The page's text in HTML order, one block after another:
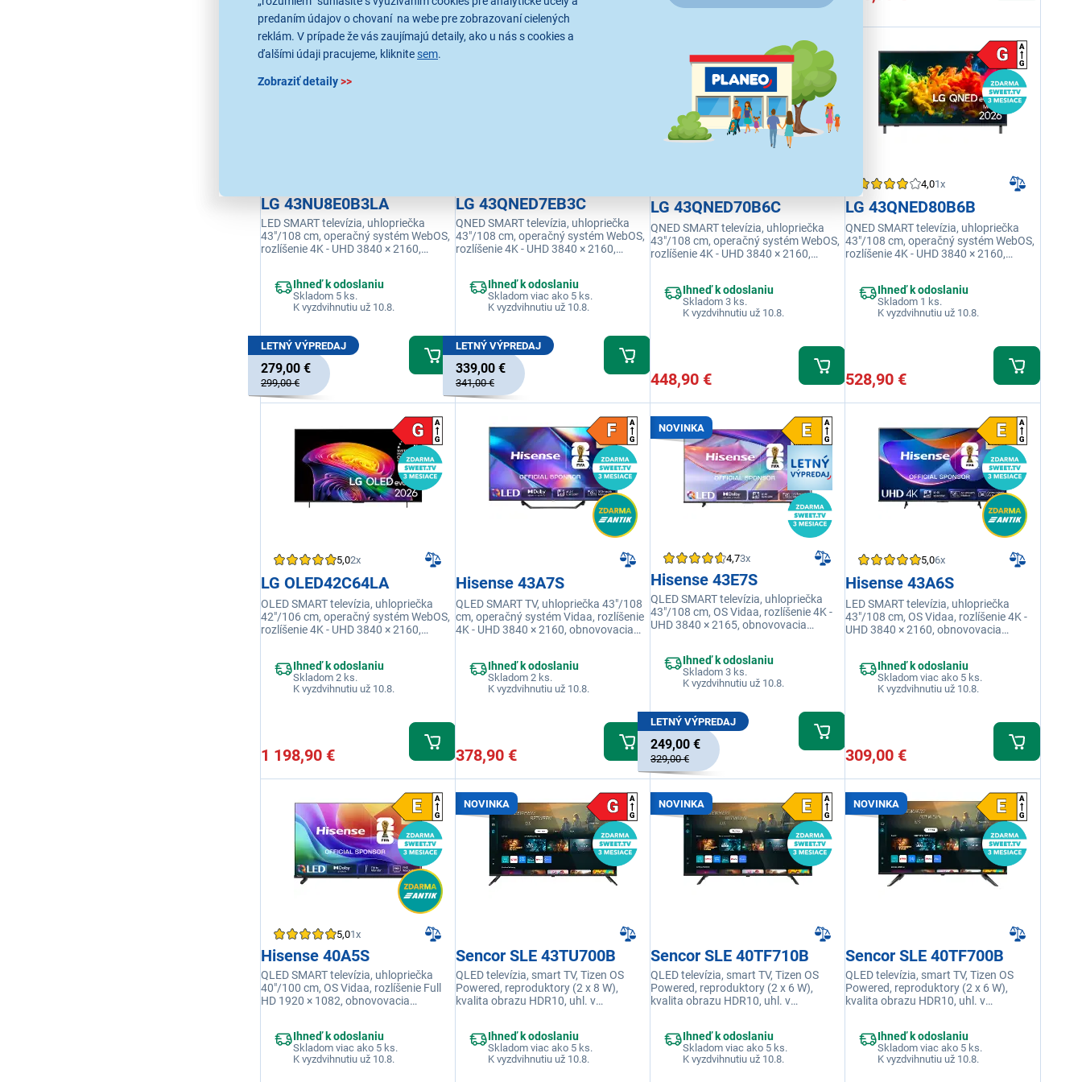
predaním údajov o chovaní na webe pre zobrazovaní cielených
reklám. V prípade že vás zaujímajú detaily, ako u nás s cookies a
ďalšími údaji pracujeme, kliknite sem.
Zobraziť detaily>>
1 299,00 €
LG 43NU8E0B3LA
LED SMART televízia, uhlopriečka
43"/108 cm, operačný systém WebOS,
rozlíšenie 4K - UHD 3840 × 2160,
45, USB, Wi-fi integrovaná, Ethernet
Ihneď k odoslaniu
Skladom 5 ks.
K vyzdvihnutiu už 10.8.
LETNÝ VÝPREDAJ
279,00 €
299,00 €
LG 43QNED7EB3C
QNED SMART televízia, uhlopriečka
43"/108 cm, operačný systém WebOS,
rozlíšenie 4K - UHD 3840 × 2160,
45, USB, Wi-fi integrovaná, Ethernet
Ihneď k odoslaniu
Skladom viac ako 5 ks.
K vyzdvihnutiu už 10.8.
LETNÝ VÝPREDAJ
339,00 €
341,00 €
LG 43QNED70B6C
QNED SMART televízia, uhlopriečka
43"/108 cm, operačný systém WebOS,
rozlíšenie 4K - UHD 3840 × 2160,
45, USB, Wi-fi integrovaná, Ethernet
Ihneď k odoslaniu
Skladom 3 ks.
K vyzdvihnutiu už 10.8.
448,90 €
4,01x
LG 43QNED80B6B
QNED SMART televízia, uhlopriečka
43"/108 cm, operačný systém WebOS,
rozlíšenie 4K - UHD 3840 × 2160,
45, USB, Wi-fi integrovaná, Ethernet
Ihneď k odoslaniu
Skladom 1 ks.
K vyzdvihnutiu už 10.8.
528,90 €
5,02x
LG OLED42C64LA
OLED SMART televízia, uhlopriečka
42"/106 cm, operačný systém WebOS,
rozlíšenie 4K - UHD 3840 × 2160,
Jack 3,5 mm, RJ-45, USB, Wi-fi
integrovaná
Ihneď k odoslaniu
Skladom 2 ks.
K vyzdvihnutiu už 10.8.
1 198,90 €
Hisense 43A7S
QLED SMART TV, uhlopriečka 43"/108
cm, operačný systém Vidaa, rozlíšenie
4K - UHD 3840 × 2160, obnovovacia
45, USB, integrované Wi-Fi, DLNA
Ihneď k odoslaniu
Skladom 2 ks.
K vyzdvihnutiu už 10.8.
378,90 €
NOVINKA
4,73x
Hisense 43E7S
QLED SMART televízia, uhlopriečka
43"/108 cm, OS Vidaa, rozlíšenie 4K -
UHD 3840 × 2165, obnovovacia
integrovaná, Ethernet (LAN)
Ihneď k odoslaniu
Skladom 3 ks.
K vyzdvihnutiu už 10.8.
LETNÝ VÝPREDAJ
249,00 €
329,00 €
5,06x
Hisense 43A6S
LED SMART televízia, uhlopriečka
43"/108 cm, OS Vidaa, rozlíšenie 4K -
UHD 3840 × 2160, obnovovacia
integrovaná, Ethernet (LAN)
Ihneď k odoslaniu
Skladom viac ako 5 ks.
K vyzdvihnutiu už 10.8.
309,00 €
5,01x
Hisense 40A5S
QLED SMART televízia, uhlopriečka
40"/100 cm, OS Vidaa, rozlíšenie Full
HD 1920 × 1082, obnovovacia
45, USB, Wi-fi integrovaná, DLNA
Ihneď k odoslaniu
Skladom viac ako 5 ks.
K vyzdvihnutiu už 10.8.
NOVINKA
Sencor SLE 43TU700B
QLED televízia, smart TV, Tizen OS
Powered, reproduktory (2 x 8 W),
kvalita obrazu HDR10, uhl. v
aplikácie Samsung SmartThings
Ihneď k odoslaniu
Skladom viac ako 5 ks.
K vyzdvihnutiu už 10.8.
NOVINKA
Sencor SLE 40TF710B
QLED televízia, smart TV, Tizen OS
Powered, reproduktory (2 x 6 W),
kvalita obrazu HDR10, uhl. v
aplikácie Samsung SmartThings
Ihneď k odoslaniu
Skladom viac ako 5 ks.
K vyzdvihnutiu už 10.8.
NOVINKA
Sencor SLE 40TF700B
QLED televízia, smart TV, Tizen OS
Powered, reproduktory (2 x 6 W),
kvalita obrazu HDR10, uhl. v
aplikácie Samsung SmartThings
Ihneď k odoslaniu
Skladom viac ako 5 ks.
K vyzdvihnutiu už 10.8.